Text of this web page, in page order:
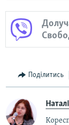
Поділитись